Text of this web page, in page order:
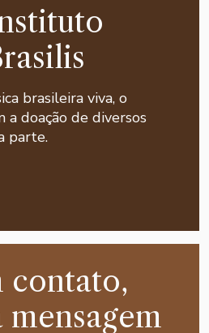
brasileira viva, o
doação de diversos
parte.
contato,